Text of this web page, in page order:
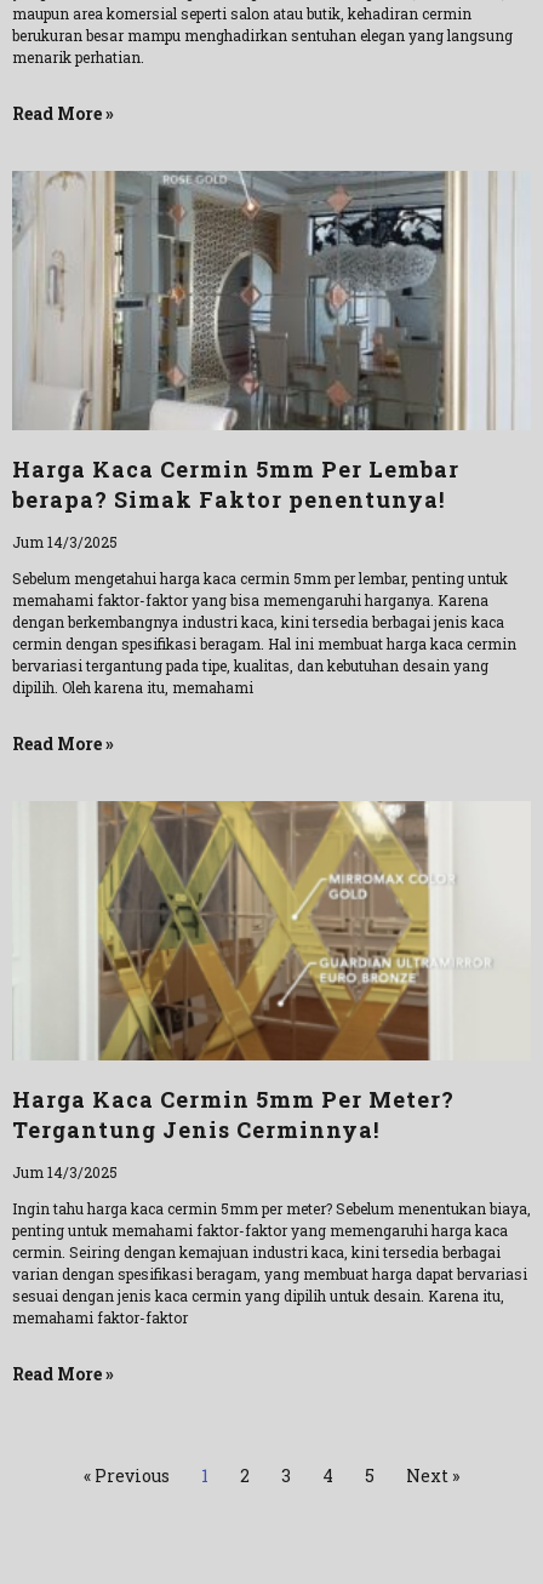
maupun area komersial seperti salon atau butik, kehadiran cermin
berukuran besar mampu menghadirkan sentuhan elegan yang langsung
menarik perhatian.
Read More »
Harga Kaca Cermin 5mm Per Lembar
berapa? Simak Faktor penentunya!
Jum 14/3/2025
Sebelum mengetahui harga kaca cermin 5mm per lembar, penting untuk
memahami faktor-faktor yang bisa memengaruhi harganya. Karena
dengan berkembangnya industri kaca, kini tersedia berbagai jenis kaca
cermin dengan spesifikasi beragam. Hal ini membuat harga kaca cermin
bervariasi tergantung pada tipe, kualitas, dan kebutuhan desain yang
dipilih. Oleh karena itu, memahami
Read More »
Harga Kaca Cermin 5mm Per Meter?
Tergantung Jenis Cerminnya!
Jum 14/3/2025
Ingin tahu harga kaca cermin 5mm per meter? Sebelum menentukan biaya,
penting untuk memahami faktor-faktor yang memengaruhi harga kaca
cermin. Seiring dengan kemajuan industri kaca, kini tersedia berbagai
varian dengan spesifikasi beragam, yang membuat harga dapat bervariasi
sesuai dengan jenis kaca cermin yang dipilih untuk desain. Karena itu,
memahami faktor-faktor
Read More »
« Previous 1 2 3 4 5 Next »